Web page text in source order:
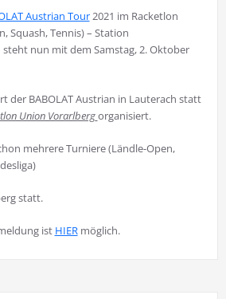
Austrian Tour2021 im Racketlon
Squash, Tennis) – Station
nun mit dem Samstag, 2. Oktober
der BABOLAT Austrian in Lauterach statt
Union Vorarlbergorganisiert.
mehrere Turniere (Ländle-Open,
statt.
ist HIERmöglich.